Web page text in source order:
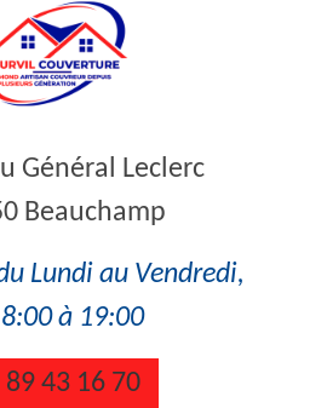
Général Leclerc
Beauchamp
Lundi au Vendredi,
à 19:00
89 43 16 70